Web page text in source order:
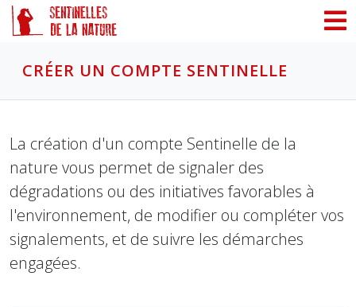
CRÉER UN COMPTE SENTINELLE
La création d'un compte Sentinelle de la
nature vous permet de signaler des
dégradations ou des initiatives favorables à
l'environnement, de modifier ou compléter vos
signalements, et de suivre les démarches
engagées.
Panneau de gestion des cookies